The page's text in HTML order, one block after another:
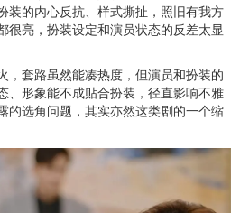
装的内心反抗、样式撕扯，照旧有我方
很亮，扮装设定和演员状态的反差太显
，套路虽然能凑热度，但演员和扮装的
、形象能不成贴合扮装，径直影响不雅
的选角问题，其实亦然这类剧的一个缩